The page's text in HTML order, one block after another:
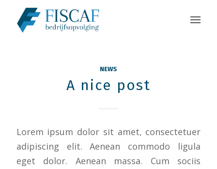
NEWS
A nice post
Lorem ipsum dolor sit amet, consectetuer
adipiscing elit. Aenean commodo ligula
eget dolor. Aenean massa. Cum sociis